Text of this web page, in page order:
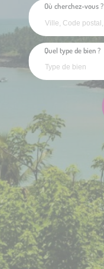
Où cherchez-vous ?
Quel type de bien ?